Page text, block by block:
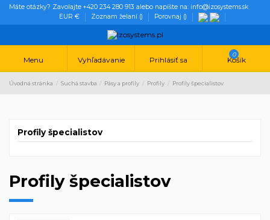
Máte otázky? Zavolajte +420 234 280 913 alebo napíšte na: info@izosystems.sk
EUR €
Zoznam želaní () Porovnaj ()
Menu Vyhľadávanie Prihlásiť sa
0
Košík
Úvodná stránka Suchá stavba Pásy a profily Profily Profily špecialistov
Profily špecialistov
Profily špecialistov